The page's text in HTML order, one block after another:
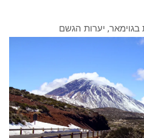
בגוימאר, יערות הגשם